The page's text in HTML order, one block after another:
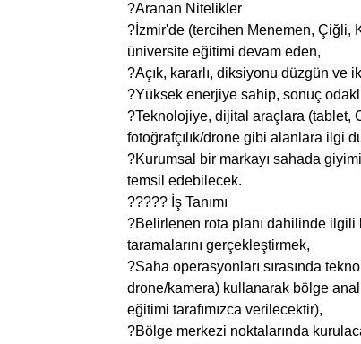
?Aranan Nitelikler
?İzmir'de (tercihen Menemen, Çiğli,
üniversite eğitimi devam eden,
?Açık, kararlı, diksiyonu düzgün ve
?Yüksek enerjiye sahip, sonuç
?Teknolojiye, dijital araçlara (tablet,
fotoğrafçılık/drone gibi alanlara ilgi
?Kurumsal bir markayı sahada
temsil edebilecek.
????? İş Tanımı
?Belirlenen rota planı dahilinde
taramalarını gerçekleştirmek,
?Saha operasyonları sırasında
drone/kamera) kullanarak bölge
eğitimi tarafımızca verilecektir),
?Bölge merkezi noktalarında